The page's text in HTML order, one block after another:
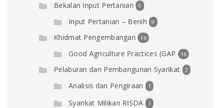
Bekalan Input Pertanian 9
Input Pertanian – Benih 9
Khidmat Pengembangan 16
Good Agriculture Practices (GAP 16
Pelaburan dan Pembangunan Syarikat 2
Analisis dan Pengiraan 1
Syarikat Milikan RISDA 1